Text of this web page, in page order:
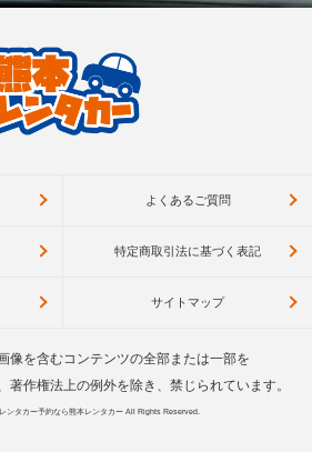
よくあるご質問
特定商取引法に基づく表記
サイトマップ
像を含むコンテンツの全部または一部を
著作権法上の例外を除き、禁じられています。
ンタカー予約なら熊本レンタカーAll Rights Reserved.